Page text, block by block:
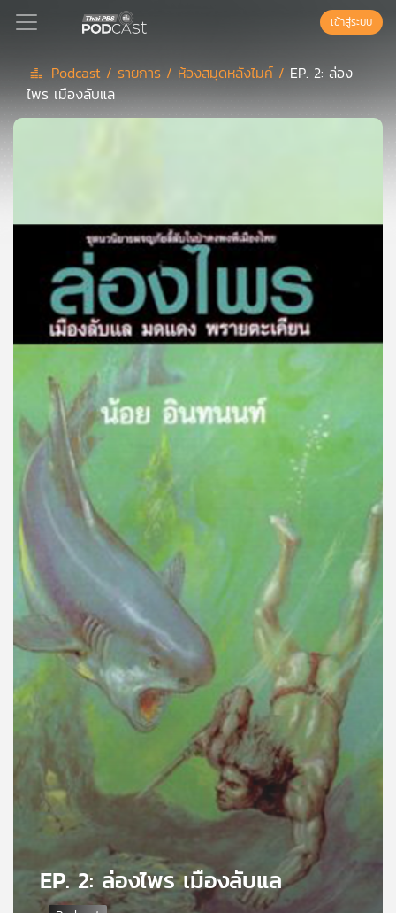
Podcast
สต์
ลิ
เพลง
บทความ
ข่าว
และ
กิจกรรม
เกี่ยว
กับ
เครือ
วิทยุ
ไทย
เข้าสู่ระบบ
Podcast / รายการ / ห้องสมุดหลังไมค์ / EP. 2: ล่อง
ไพร เมืองลับแล
EP. 2: ล่องไพร เมืองลับแล